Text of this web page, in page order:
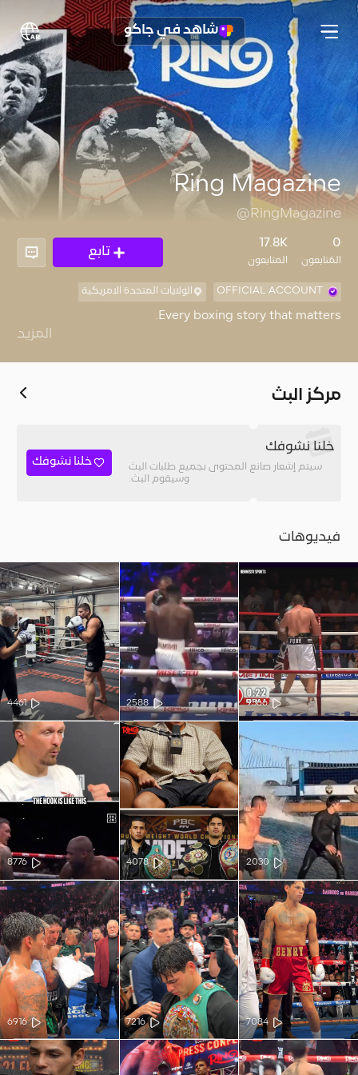
شاهد في جاكو
Ring Magazine
@RingMagazine
0
المُتابعون
17.8K
المتابعون
تابع
OFFICIAL ACCOUNT الولايات المتحدة الامريكية
المزيد
مركز البث
خلنا نشوفك
سيتم إشعار صانع المحتوى بجميع طلبات البث
وسيقوم البث.
خلنا نشوفك
فيديوهات
9366
2588
4461
2030
4078
8776
7084
7216
6916